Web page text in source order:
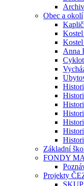
Archiv
Obec a okolí
Kostel
Anna
Základní
FONDY
Projekty